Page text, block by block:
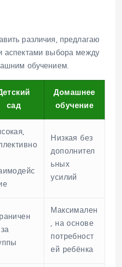
различия, предлагаю
аспектами выбора между
обучением.
сад
Домашнее
обучение
Низкая без
дополнител
ьных
усилий
Максимален
, на основе
потребност
ей ребёнка